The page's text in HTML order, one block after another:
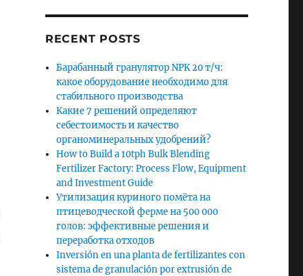
RECENT POSTS
Барабанный гранулятор NPK 20 т/ч:
какое оборудование необходимо для
стабильного производства
Какие 7 решений определяют
себестоимость и качество
органоминеральных удобрений?
How to Build a 10tph Bulk Blending
Fertilizer Factory: Process Flow, Equipment
and Investment Guide
Утилизация куриного помёта на
птицеводческой ферме на 500 000
голов: эффективные решения и
переработка отходов
Inversión en una planta de fertilizantes con
sistema de granulación por extrusión de